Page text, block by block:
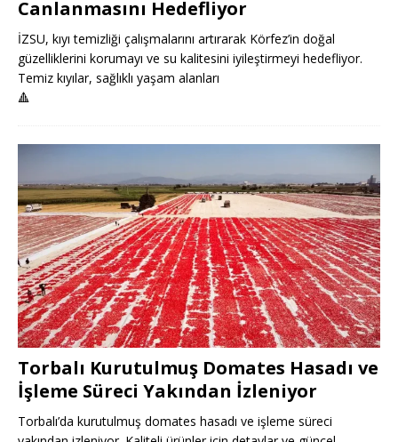
Canlanmasını Hedefliyor
İZSU, kıyı temizliği çalışmalarını artırarak Körfez’in doğal
güzelliklerini korumayı ve su kalitesini iyileştirmeyi hedefliyor.
Temiz kıyılar, sağlıklı yaşam alanları
🔺
Torbalı Kurutulmuş Domates Hasadı ve
İşleme Süreci Yakından İzleniyor
Torbalı’da kurutulmuş domates hasadı ve işleme süreci